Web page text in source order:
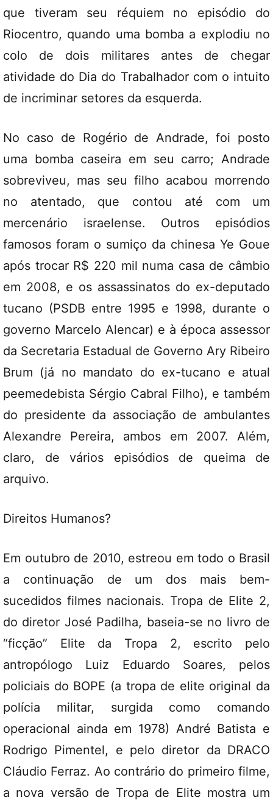
que tiveram seu réquiem no episódio do
Riocentro, quando uma bomba a explodiu no
colo de dois militares antes de chegar
atividade do Dia do Trabalhador com o intuito
de incriminar setores da esquerda.
No caso de Rogério de Andrade, foi posto
uma bomba caseira em seu carro; Andrade
sobreviveu, mas seu filho acabou morrendo
no atentado, que contou até com um
mercenário israelense. Outros episódios
famosos foram o sumiço da chinesa Ye Goue
após trocar R$ 220 mil numa casa de câmbio
em 2008, e os assassinatos do ex-deputado
tucano (PSDB entre 1995 e 1998, durante o
governo Marcelo Alencar) e à época assessor
da Secretaria Estadual de Governo Ary Ribeiro
Brum (já no mandato do ex-tucano e atual
peemedebista Sérgio Cabral Filho), e também
do presidente da associação de ambulantes
Alexandre Pereira, ambos em 2007. Além,
claro, de vários episódios de queima de
arquivo.
Direitos Humanos?
Em outubro de 2010, estreou em todo o Brasil
a continuação de um dos mais bem-
sucedidos filmes nacionais. Tropa de Elite 2,
do diretor José Padilha, baseia-se no livro de
“ficção” Elite da Tropa 2, escrito pelo
antropólogo Luiz Eduardo Soares, pelos
policiais do BOPE (a tropa de elite original da
polícia militar, surgida como comando
operacional ainda em 1978) André Batista e
Rodrigo Pimentel, e pelo diretor da DRACO
Cláudio Ferraz. Ao contrário do primeiro filme,
a nova versão de Tropa de Elite mostra um